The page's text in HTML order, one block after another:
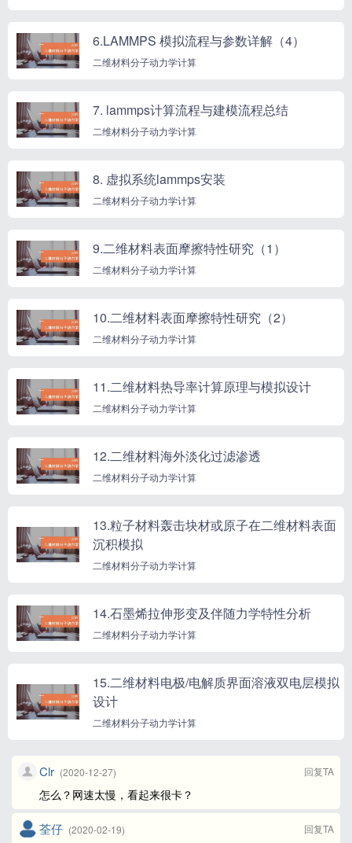
6.LAMMPS 模拟流程与参数详解（4）
二维材料分子动力学计算
7. lammps计算流程与建模流程总结
二维材料分子动力学计算
8. 虚拟系统lammps安装
二维材料分子动力学计算
9.二维材料表面摩擦特性研究（1）
二维材料分子动力学计算
10.二维材料表面摩擦特性研究（2）
二维材料分子动力学计算
11.二维材料热导率计算原理与模拟设计
二维材料分子动力学计算
12.二维材料海外淡化过滤渗透
二维材料分子动力学计算
13.粒子材料轰击块材或原子在二维材料表面
沉积模拟
二维材料分子动力学计算
14.石墨烯拉伸形变及伴随力学特性分析
二维材料分子动力学计算
15.二维材料电极/电解质界面溶液双电层模拟
设计
二维材料分子动力学计算
Clr (2020-12-27) 回复TA
怎么？网速太慢，看起来很卡？
荃仔 (2020-02-19) 回复TA